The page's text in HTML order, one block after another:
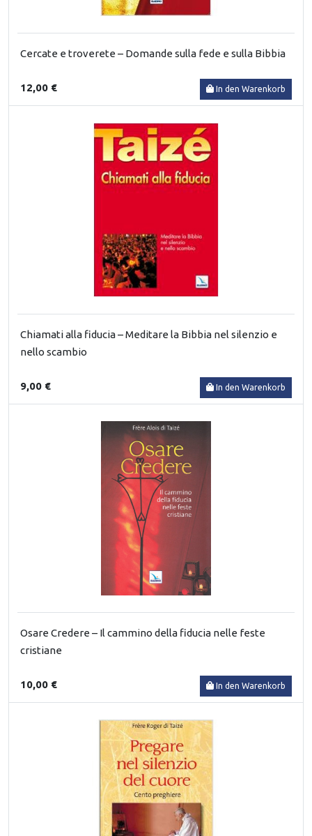
Cercate e troverete – Domande sulla fede e sulla Bibbia
12,00 € In den Warenkorb
Chiamati alla fiducia – Meditare la Bibbia nel silenzio e
nello scambio
9,00 € In den Warenkorb
Osare Credere – Il cammino della fiducia nelle feste
cristiane
10,00 € In den Warenkorb